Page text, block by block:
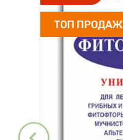
ТОП ПРОДАЖ